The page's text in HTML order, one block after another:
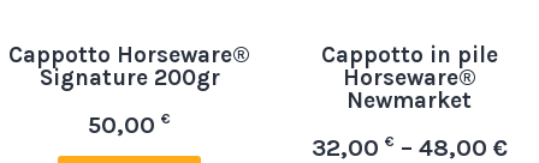
Cappotto Horseware®
Signature 200gr
50,00€
Cappotto in pile
Horseware®
Newmarket
32,00 € – 48,00 €